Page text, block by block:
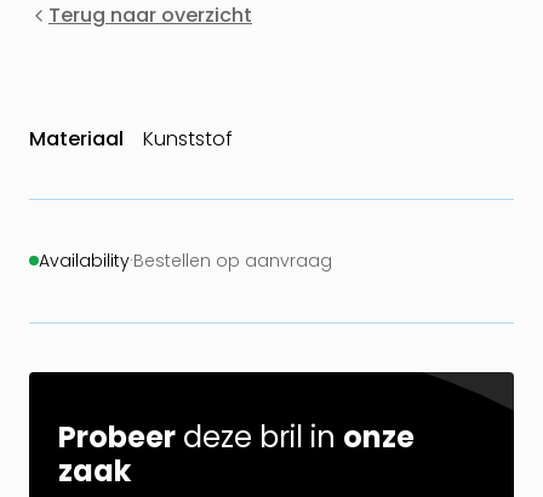
Terug naar overzicht
Materiaal Kunststof
Availability·Bestellen op aanvraag
Probeer deze bril in onze
zaak